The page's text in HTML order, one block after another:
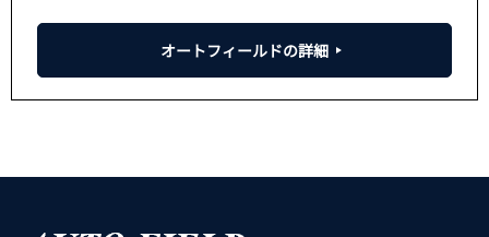
オートフィールドの詳細